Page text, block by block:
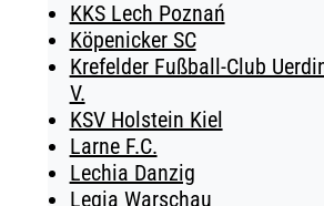
KKS Lech Poznań
Köpenicker SC
Krefelder Fußball-Club
V.
KSV Holstein Kiel
Larne F.C.
Lechia Danzig
Legia Warschau